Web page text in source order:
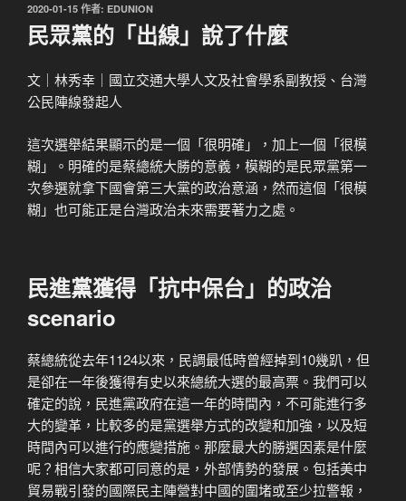
發
佈
於
2020-01-15 作者: EDUNION
民眾黨的「出線」說了什麼
文｜林秀幸｜國立交通大學人文及社會學系副教授、台灣
公民陣線發起人
這次選舉結果顯示的是一個「很明確」，加上一個「很模
糊」。明確的是蔡總統大勝的意義，模糊的是民眾黨第一
次參選就拿下國會第三大黨的政治意涵，然而這個「很模
糊」也可能正是台灣政治未來需要著力之處。
民進黨獲得「抗中保台」的政治
scenario
蔡總統從去年1124以來，民調最低時曾經掉到10幾趴，但
是卻在一年後獲得有史以來總統大選的最高票。我們可以
確定的說，民進黨政府在這一年的時間內，不可能進行多
大的變革，比較多的是黨選舉方式的改變和加強，以及短
時間內可以進行的應變措施。那麼最大的勝選因素是什麼
呢？相信大家都可同意的是，外部情勢的發展。包括美中
貿易戰引發的國際民主陣營對中國的圍堵或至少拉警報，